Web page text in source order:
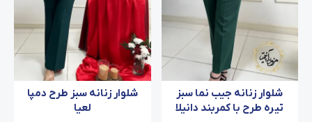
شلوار زنانه جیب نما سبز
تیره طرح با کمربند دانیلا
شلوار زنانه سبز طرح دمپا
لعیا